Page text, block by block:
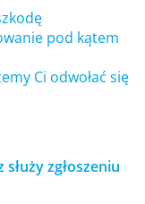
pod kątem
Ci odwołać się
zgłoszeniu